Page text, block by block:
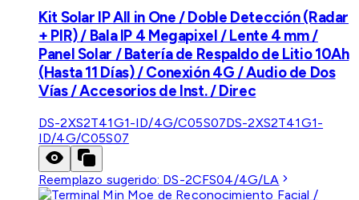
Kit Solar IP All in One / Doble Detección (Radar
+ PIR) / Bala IP 4 Megapixel / Lente 4 mm /
Panel Solar / Batería de Respaldo de Litio 10Ah
(Hasta 11 Días) / Conexión 4G / Audio de Dos
Vías / Accesorios de Inst. / Direc
DS-2XS2T41G1-ID/4G/C05S07DS-2XS2T41G1-
ID/4G/C05S07
Reemplazo sugerido: DS-2CFS04/4G/LA